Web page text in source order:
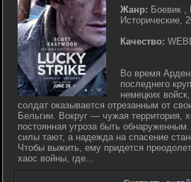
Жанр: Боевик
Исторические,
Качество:
Во время
последнего
немецких
солдат оказывается отрезанным от
Бельгии. Вокруг — чужая территория,
постоянная угроза быть
силы тают, а надежда на спасение
Чтобы выжить, ему придется
хаос войны, где...